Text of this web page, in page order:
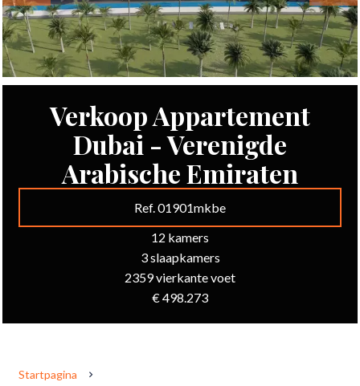
Verkoop Appartement
Dubai - Verenigde
Arabische Emiraten
Ref. 01901mkbe
12 kamers
3 slaapkamers
2359 vierkante voet
€ 498.273
Startpagina